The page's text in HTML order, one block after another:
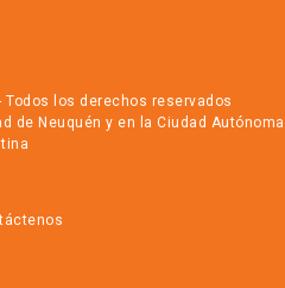
los derechos reservados
de Neuquén y en la Ciudad Autónoma